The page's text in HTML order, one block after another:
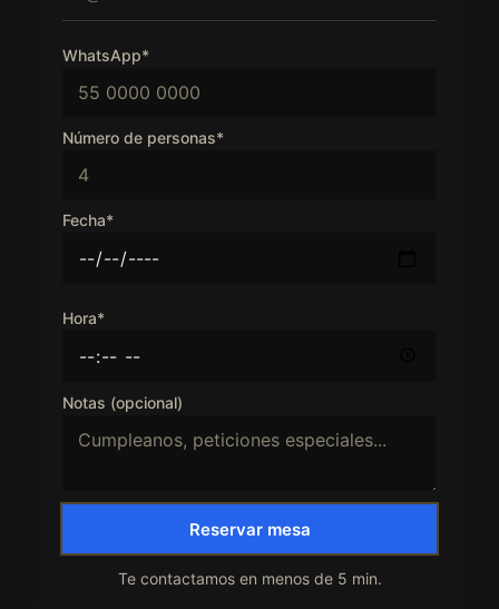
WhatsApp*
Número de personas*
Fecha*
Hora*
Notas (opcional)
Reservar mesa
Te contactamos en menos de 5 min.